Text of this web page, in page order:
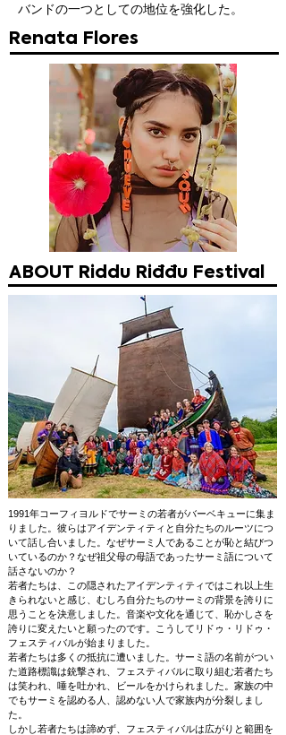
バンドの一つとしての地位を強化した。
Renata Flores
ABOUT Riddu Riđđu Festival
1991年コーフィヨルドでサーミの若者がバーベキューに集ま
りました。彼らはアイデンティティと自分たちのルーツにつ
いて話し合いました。なぜサーミ人であることが恥と結びつ
いているのか？なぜ祖父母の母語であったサーミ語について
話さないのか？
若者たちは、この隠されたアイデンティティではこれ以上生
きられないと感じ、むしろ自分たちのサーミの背景を誇りに
思うことを決意しました。音楽や文化を通じて、恥かしさを
誇りに変えたいと願ったのです。こうしてリドゥ・リドゥ・
フェスティバルが始まりました。
若者たちは多くの抵抗に遭いました。サーミ語の名前がつい
た道路標識は銃撃され、フェスティバルに取り組む若者たち
は笑われ、唾を吐かれ、ビールをかけられました。家族の中
でもサーミを認める人、認めない人で家族内が分裂しまし
た。
しかし若者たちは諦めず、フェスティバルは広がりと範囲を